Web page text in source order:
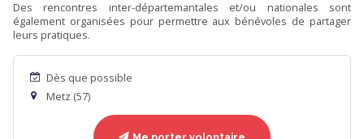
Des rencontres inter-départemantales et/ou nationales sont
également organisées pour permettre aux bénévoles de partager
leurs pratiques.
Dès que possible
Metz (57)